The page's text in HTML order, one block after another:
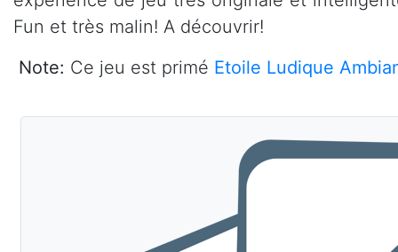
Fun et très malin! A découvrir!
Note: Ce jeu est primé Etoile Ludique